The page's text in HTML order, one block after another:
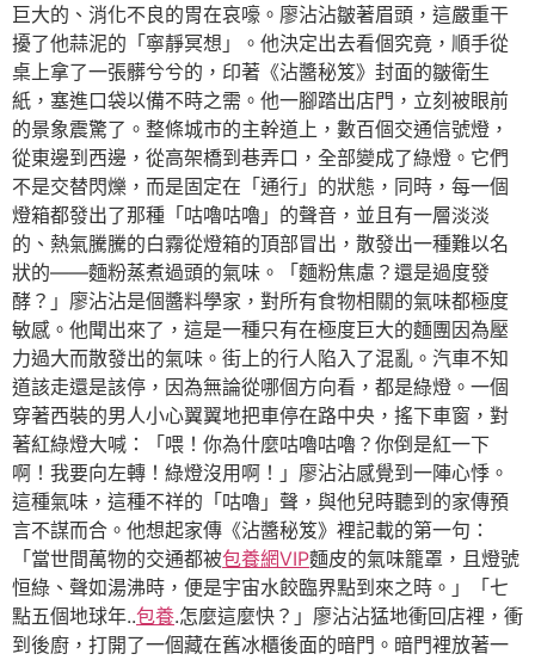
巨大的、消化不良的胃在哀嚎。廖沾沾皺著眉頭，這嚴重干
擾了他蒜泥的「寧靜冥想」。他決定出去看個究竟，順手從
桌上拿了一張髒兮兮的，印著《沾醬秘笈》封面的皺衛生
紙，塞進口袋以備不時之需。他一腳踏出店門，立刻被眼前
的景象震驚了。整條城市的主幹道上，數百個交通信號燈，
從東邊到西邊，從高架橋到巷弄口，全部變成了綠燈。它們
不是交替閃爍，而是固定在「通行」的狀態，同時，每一個
燈箱都發出了那種「咕嚕咕嚕」的聲音，並且有一層淡淡
的、熱氣騰騰的白霧從燈箱的頂部冒出，散發出一種難以名
狀的——麵粉蒸煮過頭的氣味。「麵粉焦慮？還是過度發
酵？」廖沾沾是個醬料學家，對所有食物相關的氣味都極度
敏感。他聞出來了，這是一種只有在極度巨大的麵團因為壓
力過大而散發出的氣味。街上的行人陷入了混亂。汽車不知
道該走還是該停，因為無論從哪個方向看，都是綠燈。一個
穿著西裝的男人小心翼翼地把車停在路中央，搖下車窗，對
著紅綠燈大喊：「喂！你為什麼咕嚕咕嚕？你倒是紅一下
啊！我要向左轉！綠燈沒用啊！」廖沾沾感覺到一陣心悸。
這種氣味，這種不祥的「咕嚕」聲，與他兒時聽到的家傳預
言不謀而合。他想起家傳《沾醬秘笈》裡記載的第一句：
「當世間萬物的交通都被包養網VIP麵皮的氣味籠罩，且燈號
恒綠、聲如湯沸時，便是宇宙水餃臨界點到來之時。」「七
點五個地球年..包養.怎麼這麼快？」廖沾沾猛地衝回店裡，衝
到後廚，打開了一個藏在舊冰櫃後面的暗門。暗門裡放著一